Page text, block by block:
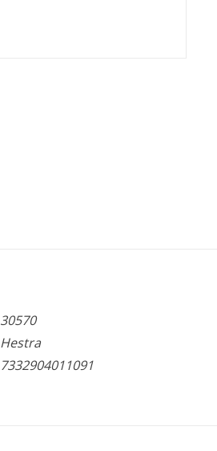
30570
Hestra
7332904011091